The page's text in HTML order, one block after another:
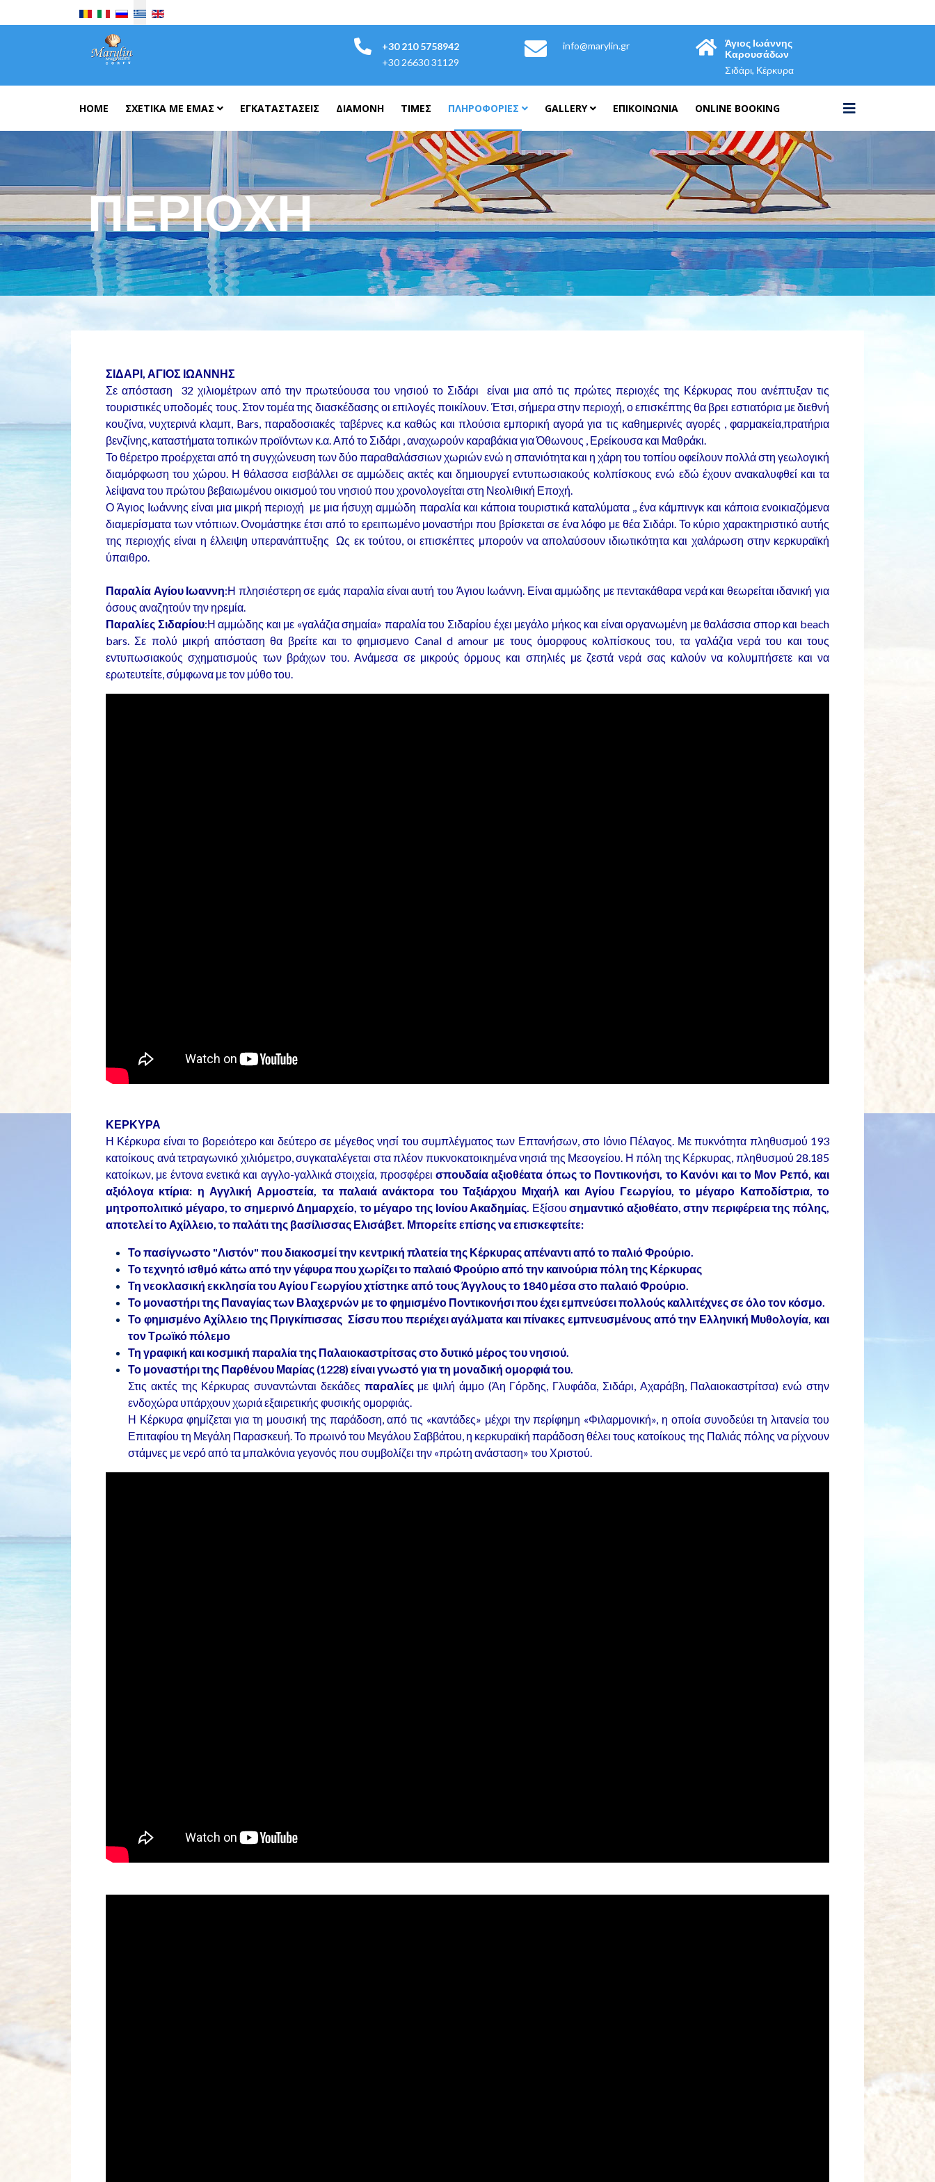
Επιλέξτε τη γλώσσα σας
+30 210 5758942
+30 26630 31129
info@marylin.gr
Άγιος Ιωάννης
Καρουσάδων
Σιδάρι, Κέρκυρα
HOME ΣΧΕΤΙΚΆ ΜΕ ΕΜΆΣ ΕΓΚΑΤΑΣΤΆΣΕΙΣ ΔΙΑΜΟΝΗ ΤΙΜΈΣ ΠΛΗΡΟΦΟΡΊΕΣ GALLERY ΕΠΙΚΟΙΝΩΝΙΑ ONLINE BOOKING
ΠΕΡΙΟΧΉ
ΣΙΔΑΡΙ, ΑΓΙΟΣ ΙΩΑΝΝΗΣ
Σε απόσταση 32 χιλιομέτρων από την πρωτεύουσα του νησιού το Σιδάρι είναι μια από τις πρώτες περιοχές της Κέρκυρας που ανέπτυξαν τις
τουριστικές υποδομές τους. Στον τομέα της διασκέδασης οι επιλογές ποικίλουν. Έτσι, σήμερα στην περιοχή, ο επισκέπτης θα βρει εστιατόρια με διεθνή
κουζίνα, νυχτερινά κλαμπ, Bars, παραδοσιακές ταβέρνες κ.α καθώς και πλούσια εμπορική αγορά για τις καθημερινές αγορές , φαρμακεία,πρατήρια
βενζίνης, καταστήματα τοπικών προϊόντων κ.α. Από το Σιδάρι , αναχωρούν καραβάκια για Όθωνους , Ερείκουσα και Μαθράκι.
Το θέρετρο προέρχεται από τη συγχώνευση των δύο παραθαλάσσιων χωριών ενώ η σπανιότητα και η χάρη του τοπίου οφείλουν πολλά στη γεωλογική
διαμόρφωση του χώρου. Η θάλασσα εισβάλλει σε αμμώδεις ακτές και δημιουργεί εντυπωσιακούς κολπίσκους ενώ εδώ έχουν ανακαλυφθεί και τα
λείψανα του πρώτου βεβαιωμένου οικισμού του νησιού που χρονολογείται στη Νεολιθική Εποχή.
Ο Άγιος Ιωάννης είναι μια μικρή περιοχή με μια ήσυχη αμμώδη παραλία και κάποια τουριστικά καταλύματα ,, ένα κάμπινγκ και κάποια ενοικιαζόμενα
διαμερίσματα των ντόπιων. Ονομάστηκε έτσι από το ερειπωμένο μοναστήρι που βρίσκεται σε ένα λόφο με θέα Σιδάρι. Το κύριο χαρακτηριστικό αυτής
της περιοχής είναι η έλλειψη υπερανάπτυξης Ως εκ τούτου, οι επισκέπτες μπορούν να απολαύσουν ιδιωτικότητα και χαλάρωση στην κερκυραϊκή
ύπαιθρο.
Παραλία Αγίου Ιωαννη:Η πλησιέστερη σε εμάς παραλία είναι αυτή του Άγιου Ιωάννη. Είναι αμμώδης με πεντακάθαρα νερά και θεωρείται ιδανική για
όσους αναζητούν την ηρεμία.
Παραλίες Σιδαρίου:Η αμμώδης και με «γαλάζια σημαία» παραλία του Σιδαρίου έχει μεγάλο μήκος και είναι οργανωμένη με θαλάσσια σπορ και beach
bars. Σε πολύ μικρή απόσταση θα βρείτε και το φημισμενο Canal d amour με τους όμορφους κολπίσκους του, τα γαλάζια νερά του και τους
εντυπωσιακούς σχηματισμούς των βράχων του. Ανάμεσα σε μικρούς όρμους και σπηλιές με ζεστά νερά σας καλούν να κολυμπήσετε και να
ερωτευτείτε, σύμφωνα με τον μύθο του.
ΚΕΡΚΥΡΑ
Η Κέρκυρα είναι το βορειότερο και δεύτερο σε μέγεθος νησί του συμπλέγματος των Επτανήσων, στο Ιόνιο Πέλαγος. Με πυκνότητα πληθυσμού 193
κατοίκους ανά τετραγωνικό χιλιόμετρο, συγκαταλέγεται στα πλέον πυκνοκατοικημένα νησιά της Μεσογείου. Η πόλη της Κέρκυρας, πληθυσμού 28.185
κατοίκων, με έντονα ενετικά και αγγλο-γαλλικά στοιχεία, προσφέρει σπουδαία αξιοθέατα όπως το Ποντικονήσι, το Κανόνι και το Μον Ρεπό, και
αξιόλογα κτίρια: η Αγγλική Αρμοστεία, τα παλαιά ανάκτορα του Ταξιάρχου Μιχαήλ και Αγίου Γεωργίου, το μέγαρο Καποδίστρια, το
μητροπολιτικό μέγαρο, το σημερινό Δημαρχείο, το μέγαρο της Ιονίου Ακαδημίας. Εξίσουσημαντικό αξιοθέατο, στην περιφέρεια της πόλης,
αποτελεί το Αχίλλειο, το παλάτι της βασίλισσας Ελισάβετ. Μπορείτε επίσης να επισκεφτείτε:
Το πασίγνωστο "Λιστόν" που διακοσμεί την κεντρική πλατεία της Κέρκυρας απέναντι από το παλιό Φρούριο.
Το τεχνητό ισθμό κάτω από την γέφυρα που χωρίζει το παλαιό Φρούριο από την καινούρια πόλη της Κέρκυρας
Τη νεοκλασική εκκλησία του Αγίου Γεωργίου χτίστηκε από τους Άγγλους το 1840 μέσα στο παλαιό Φρούριο.
Το μοναστήρι της Παναγίας των Βλαχερνών με το φημισμένο Ποντικονήσι που έχει εμπνεύσει πολλούς καλλιτέχνες σε όλο τον κόσμο.
Το φημισμένο Αχίλλειο της Πριγκίπισσας Σίσσυ που περιέχει αγάλματα και πίνακες εμπνευσμένους από την Ελληνική Μυθολογία, και
τον Τρωϊκό πόλεμο
Τη γραφική και κοσμική παραλία της Παλαιοκαστρίτσας στο δυτικό μέρος του νησιού.
Το μοναστήρι της Παρθένου Μαρίας (1228) είναι γνωστό για τη μοναδική ομορφιά του.
Στις ακτές της Κέρκυρας συναντώνται δεκάδες παραλίεςμε ψιλή άμμο (Άη Γόρδης, Γλυφάδα, Σιδάρι, Αχαράβη, Παλαιοκαστρίτσα) ενώ στην
ενδοχώρα υπάρχουν χωριά εξαιρετικής φυσικής ομορφιάς.
Η Κέρκυρα φημίζεται για τη μουσική της παράδοση, από τις «καντάδες» μέχρι την περίφημη «Φιλαρμονική», η οποία συνοδεύει τη λιτανεία του
Επιταφίου τη Μεγάλη Παρασκευή. Το πρωινό του Μεγάλου Σαββάτου, η κερκυραϊκή παράδοση θέλει τους κατοίκους της Παλιάς πόλης να ρίχνουν
στάμνες με νερό από τα μπαλκόνια γεγονός που συμβολίζει την «πρώτη ανάσταση» του Χριστού.